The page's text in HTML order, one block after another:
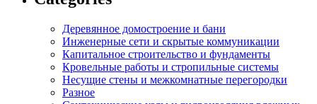
Деревянное домостроение и бани
Инженерные сети и скрытые коммуникации
Капитальное строительство и фундаменты
Кровельные работы и стропильные системы
Несущие стены и межкомнатные перегородки
Разное